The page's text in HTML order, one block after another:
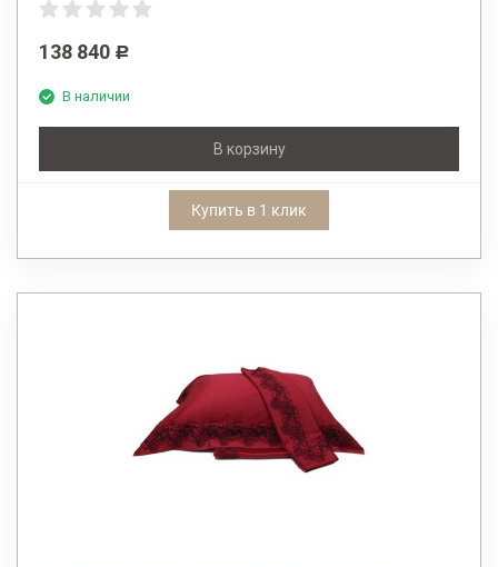
138 840 Р
В наличии
В корзину
Купить в 1 клик